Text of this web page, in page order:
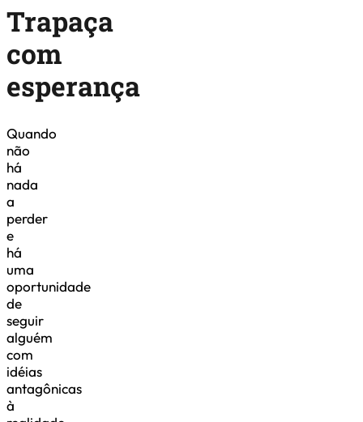
Trapaça
com
esperança
Quando
não
há
nada
a
perder
e
há
uma
oportunidade
de
seguir
alguém
com
idéias
antagônicas
à